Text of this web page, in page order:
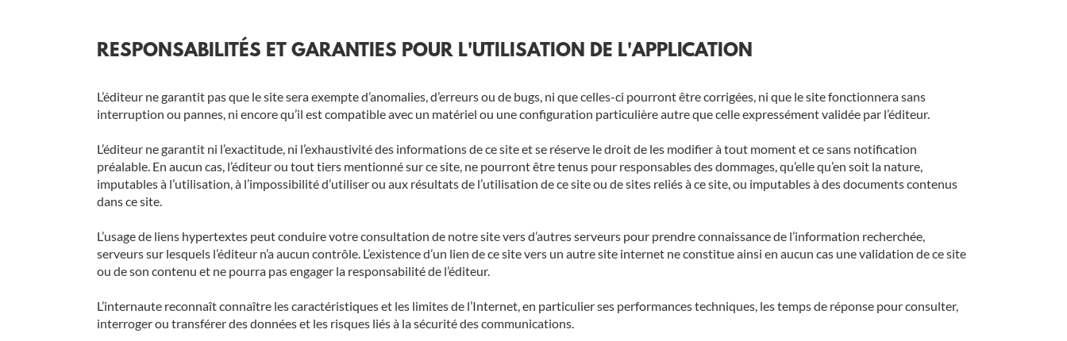
RESPONSABILITÉS ET GARANTIES POUR L'UTILISATION DE L'APPLICATION
L’éditeur ne garantit pas que le site sera exempte d’anomalies, d’erreurs ou de bugs, ni que celles-ci pourront être corrigées, ni que le site fonctionnera sans
interruption ou pannes, ni encore qu’il est compatible avec un matériel ou une configuration particulière autre que celle expressément validée par l’éditeur.
L’éditeur ne garantit ni l’exactitude, ni l’exhaustivité des informations de ce site et se réserve le droit de les modifier à tout moment et ce sans notification
préalable. En aucun cas, l’éditeur ou tout tiers mentionné sur ce site, ne pourront être tenus pour responsables des dommages, qu’elle qu’en soit la nature,
imputables à l’utilisation, à l’impossibilité d’utiliser ou aux résultats de l’utilisation de ce site ou de sites reliés à ce site, ou imputables à des documents contenus
dans ce site.
L’usage de liens hypertextes peut conduire votre consultation de notre site vers d’autres serveurs pour prendre connaissance de l’information recherchée,
serveurs sur lesquels l’éditeur n’a aucun contrôle. L’existence d’un lien de ce site vers un autre site internet ne constitue ainsi en aucun cas une validation de ce site
ou de son contenu et ne pourra pas engager la responsabilité de l’éditeur.
L’internaute reconnaît connaître les caractéristiques et les limites de l’Internet, en particulier ses performances techniques, les temps de réponse pour consulter,
interroger ou transférer des données et les risques liés à la sécurité des communications.